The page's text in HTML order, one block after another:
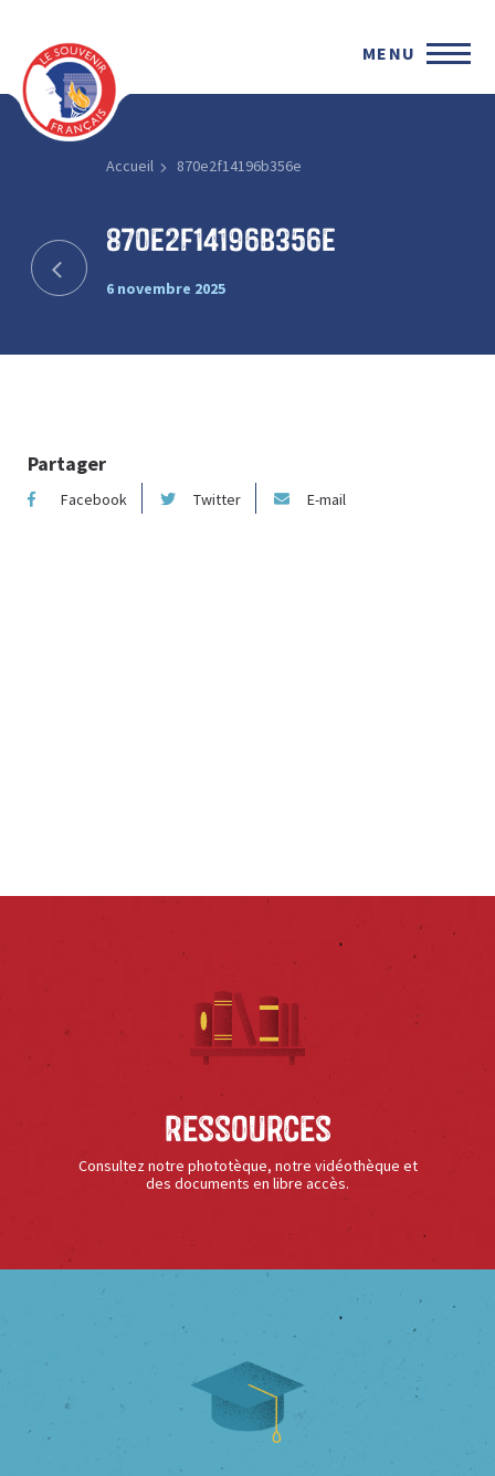
MENU
Accueil 870e2f14196b356e
870e2f14196b356e
6 novembre 2025
Partager
Facebook Twitter E-mail
Ressources
Consultez notre phototèque, notre vidéothèque et
des documents en libre accès.